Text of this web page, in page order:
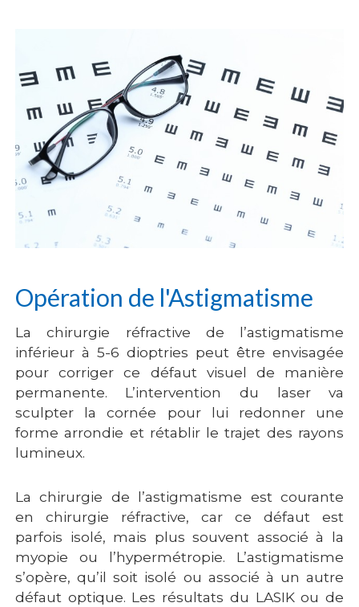
Opération de l'Astigmatisme
La chirurgie réfractive de l’astigmatisme
inférieur à 5-6 dioptries peut être envisagée
pour corriger ce défaut visuel de manière
permanente. L’intervention du laser va
sculpter la cornée pour lui redonner une
forme arrondie et rétablir le trajet des rayons
lumineux.
La chirurgie de l’astigmatisme est courante
en chirurgie réfractive, car ce défaut est
parfois isolé, mais plus souvent associé à la
myopie ou l’hypermétropie. L’astigmatisme
s’opère, qu’il soit isolé ou associé à un autre
défaut optique. Les résultats du LASIK ou de